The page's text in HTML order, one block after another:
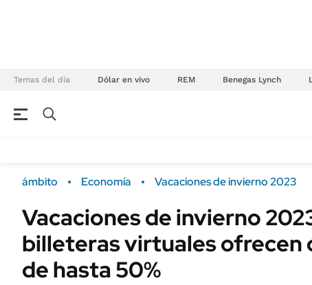
Temas del día Dólar en vivo REM Benegas Lynch
Campo
FINANZAS
Dólar
Sustentabilidad
Seguros
ámbito Economía Vacaciones de invierno 2023
Vacaciones de invierno
billeteras virtuales ofrecen
de hasta 50%